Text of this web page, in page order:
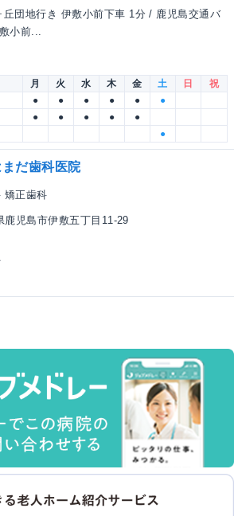
丘団地行き 伊敷小前下車 1分 / 鹿児島交通バ
小前...
月 火 水 木 金 土 日
祝
● ● ● ● ●
●
● ● ● ●
●
●
だ歯科医院
矯正歯科
鹿児島市伊敷五丁目11-29